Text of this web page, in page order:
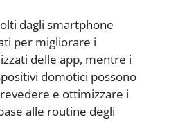
dagli smartphone
per migliorare i
delle app, mentre i
domotici possono
e ottimizzare i
alle routine degli